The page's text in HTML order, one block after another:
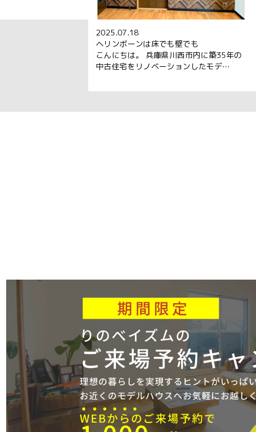
2025.07.18
ヘリンボーンは床でも壁でも
こんにちは。 兵庫県川西市内に築35年の
中古住宅をリノベーションしたモデ…